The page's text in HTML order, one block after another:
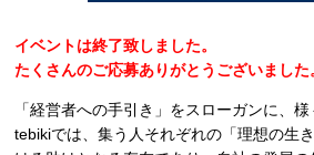
イベントは終了致しました。
たくさんのご応募ありがとうございました
「経営者への手引き」をスローガンに、
tebikiでは、集う人それぞれの「理想の生